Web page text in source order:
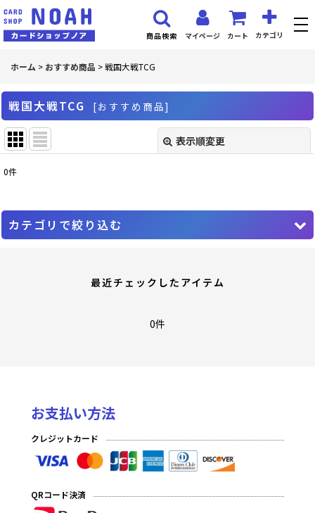
マイページ カート カテゴリ
商品検索
ホーム > おすすめ商品 >戦国大戦TCG
戦国大戦TCG [おすすめ商品]
表示順変更
表示数:
0件
カテゴリで絞り込む
時代別 強化パック 〜戦国時代〜
第九弾
時代別 強化パック 〜三国志〜
第八弾
最近チェックしたアイテム
0件
お支払い方法
クレジットカード
QRコード決済